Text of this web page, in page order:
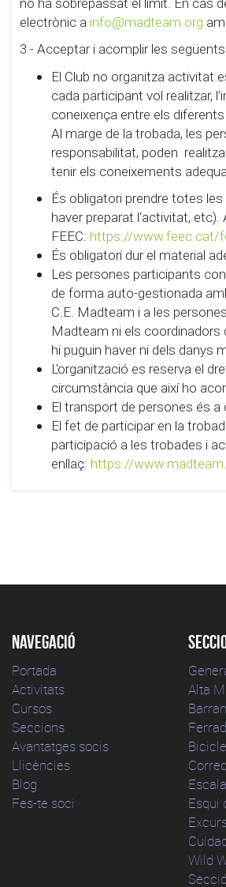
electrònic a info@madteam.org
3 - Acceptar i acomplir les
El Club no organitza activitat
cada participant vol realitzar,
coneixença entre els
Al marge de la trobada, les
responsabilitat, poden
tenir els coneixements
És obligatori prendre totes
haver preparat l'activitat,
FEEC: https://www.feec.cat/
És obligatori dur el material
Les persones participants
de forma auto-gestionada
C.E. Madteam i a les
Madteam ni els
hi puguin haver ni dels danys
L'organització es reserva el
circumstància que així ho
El transport de persones és
El fet de participar en la
participació a les trobades i
enllaç: https://
Navegació
Portada
Activitats
Cursos
Seccions
Avantatges socis
Llicències
Blog
Fes-te soci
Alta
Esqui
Wild